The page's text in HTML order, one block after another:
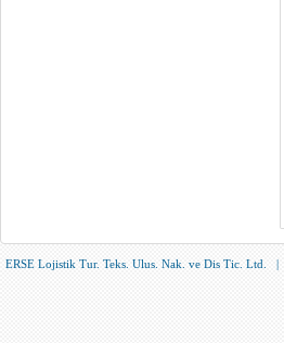
ERSE Lojistik Tur. Teks. Ulus. Nak. ve Dis Tic. Ltd. |